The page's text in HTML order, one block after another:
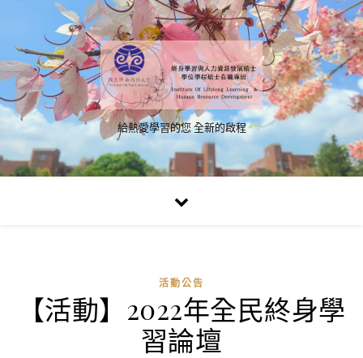
給熱愛學習的您 全新的啟程
活動公告
【活動】2022年全民終身學
習論壇